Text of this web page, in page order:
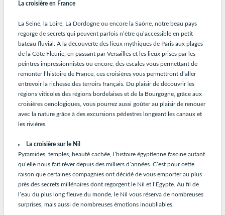
La croisière en France
La Seine, la Loire, La Dordogne ou encore la Saône, notre beau pays
regorge de secrets qui peuvent parfois n’être qu’accessible en petit
bateau fluvial. A la découverte des lieux mythiques de Paris aux plages
de la Côte Fleurie, en passant par Versailles et les lieux prisés par les
peintres impressionnistes ou encore, des escales vous permettant de
remonter l’histoire de France, ces croisières vous permettront d’aller
entrevoir la richesse des terroirs français. Du plaisir de découvrir les
régions viticoles des régions bordelaises et de la Bourgogne, grâce aux
croisières oenologiques, vous pourrez aussi goûter au plaisir de renouer
avec la nature grâce à des excursions pédestres longeant les canaux et
les rivières.
La croisière sur le Nil
Pyramides, temples, beauté cachée, l’histoire égyptienne fascine autant
qu’elle nous fait rêver depuis des milliers d’années. C’est pour cette
raison que certaines compagnies ont décidé de vous emporter au plus
près des secrets millénaires dont regorgent le Nil et l’Egypte. Au fil de
l’eau du plus long fleuve du monde, le Nil vous réserva de nombreuses
surprises, mais aussi de nombreuses émotions inoubliables.